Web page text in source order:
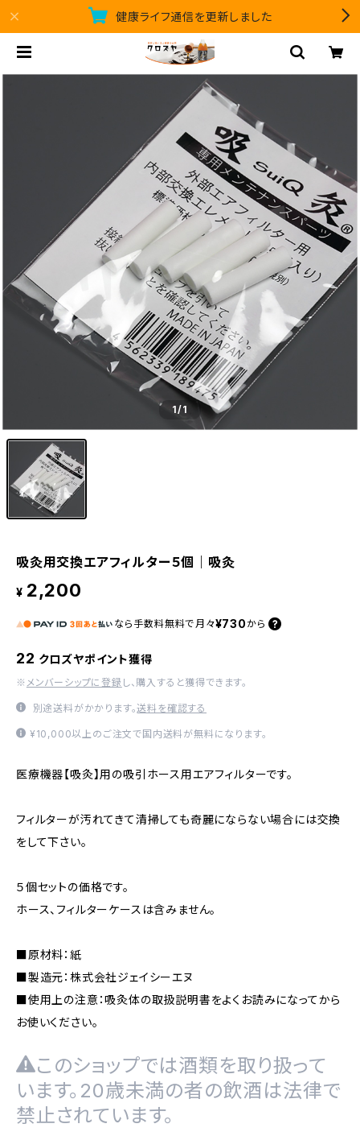
健康ライフ通信を更新しました
1/1
吸灸用交換エアフィルター５個｜吸灸
¥ 2,200
なら 手数料無料で 月々¥730 から
22 クロズヤポイント獲得
※ メンバーシップに登録 し、購入すると獲得できます。
別途送料がかかります。送料を確認する
¥10,000以上のご注文で国内送料が無料になります。
医療機器【吸灸】用の吸引ホース用エアフィルターです。
フィルターが汚れてきて清掃しても奇麗にならない場合には交換
をして下さい。
５個セットの価格です。
ホース、フィルターケースは含みません。
■原材料：紙
■製造元：株式会社ジェイシーエヌ
■使用上の注意：吸灸体の取扱説明書をよくお読みになってから
お使いください。
このショップでは酒類を取り扱って
います。20歳未満の者の飲酒は法律で
禁止されています。